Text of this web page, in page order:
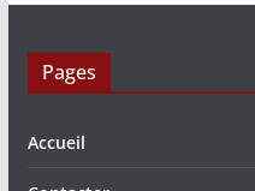
Pages
Accueil